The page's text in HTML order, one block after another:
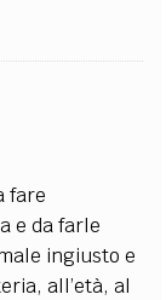
fare
e da farle
ingiusto e
all’età, al